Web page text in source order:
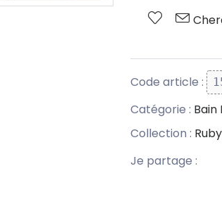
Code article :
Catégorie : Bain
Collection :
Je partage :